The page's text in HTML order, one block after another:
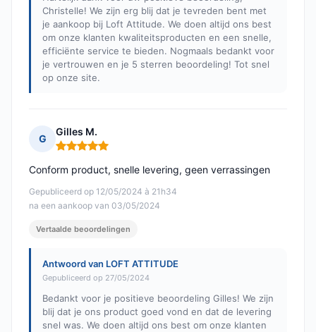
Christelle! We zijn erg blij dat je tevreden bent met
je aankoop bij Loft Attitude. We doen altijd ons best
om onze klanten kwaliteitsproducten en een snelle,
efficiënte service te bieden. Nogmaals bedankt voor
je vertrouwen en je 5 sterren beoordeling! Tot snel
op onze site.
G
Gilles M.
Opmerking: 5 van 5
Gepubliceerd op 12/05/2024 à 21h34
na een aankoop van 03/05/2024
Conform product, snelle levering, geen verrassingen
Vertaalde beoordelingen
Antwoord van LOFT ATTITUDE
Gepubliceerd op 27/05/2024
Bedankt voor je positieve beoordeling Gilles! We zijn
blij dat je ons product goed vond en dat de levering
snel was. We doen altijd ons best om onze klanten